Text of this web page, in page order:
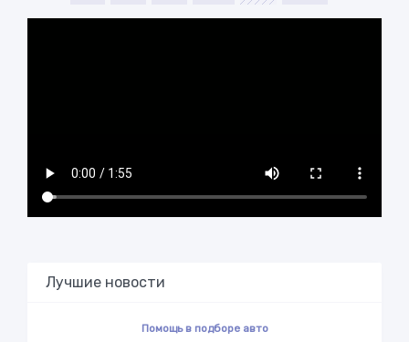
Лучшие новости
Помощь в подборе авто